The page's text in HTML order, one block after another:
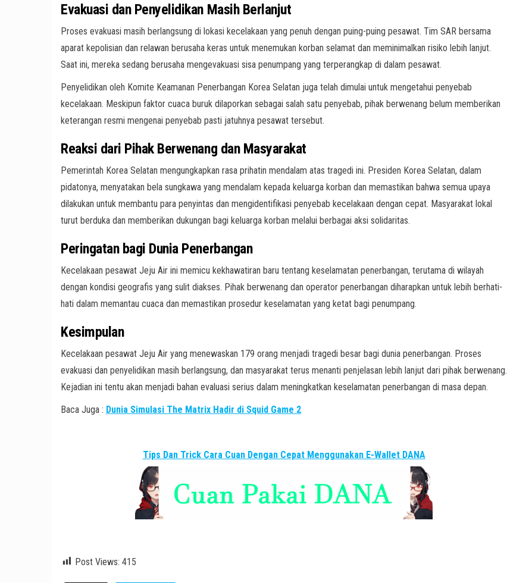
Evakuasi dan Penyelidikan Masih Berlanjut
Proses evakuasi masih berlangsung di lokasi kecelakaan yang penuh dengan puing-puing pesawat. Tim SAR bersama
aparat kepolisian dan relawan berusaha keras untuk menemukan korban selamat dan meminimalkan risiko lebih lanjut.
Saat ini, mereka sedang berusaha mengevakuasi sisa penumpang yang terperangkap di dalam pesawat.
Penyelidikan oleh Komite Keamanan Penerbangan Korea Selatan juga telah dimulai untuk mengetahui penyebab
kecelakaan. Meskipun faktor cuaca buruk dilaporkan sebagai salah satu penyebab, pihak berwenang belum memberikan
keterangan resmi mengenai penyebab pasti jatuhnya pesawat tersebut.
Reaksi dari Pihak Berwenang dan Masyarakat
Pemerintah Korea Selatan mengungkapkan rasa prihatin mendalam atas tragedi ini. Presiden Korea Selatan, dalam
pidatonya, menyatakan bela sungkawa yang mendalam kepada keluarga korban dan memastikan bahwa semua upaya
dilakukan untuk membantu para penyintas dan mengidentifikasi penyebab kecelakaan dengan cepat. Masyarakat lokal
turut berduka dan memberikan dukungan bagi keluarga korban melalui berbagai aksi solidaritas.
Peringatan bagi Dunia Penerbangan
Kecelakaan pesawat Jeju Air ini memicu kekhawatiran baru tentang keselamatan penerbangan, terutama di wilayah
dengan kondisi geografis yang sulit diakses. Pihak berwenang dan operator penerbangan diharapkan untuk lebih berhati-
hati dalam memantau cuaca dan memastikan prosedur keselamatan yang ketat bagi penumpang.
Kesimpulan
Kecelakaan pesawat Jeju Air yang menewaskan 179 orang menjadi tragedi besar bagi dunia penerbangan. Proses
evakuasi dan penyelidikan masih berlangsung, dan masyarakat terus menanti penjelasan lebih lanjut dari pihak berwenang.
Kejadian ini tentu akan menjadi bahan evaluasi serius dalam meningkatkan keselamatan penerbangan di masa depan.
Baca Juga : Dunia Simulasi The Matrix Hadir di Squid Game 2
Tips Dan Trick Cara Cuan Dengan Cepat Menggunakan E-Wallet DANA
Post Views: 415